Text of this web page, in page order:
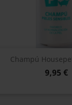
Champú
9,95 €
 Vista